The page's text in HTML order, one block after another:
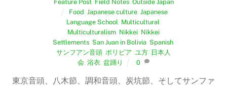
Feature Post, Field Notes, Outside Japan
Food Japanese culture Japanese
Language School Multicultural
Multiculturalism Nikkei Nikkei
Settlements, San Juan in Bolivia, Spanish,
サンフアン音頭 ボリビア ユ方 日本人
会 ,浴衣 ,盆踊り 0
東京音頭、八木節、調和音頭、炭坑節、そしてサンファ